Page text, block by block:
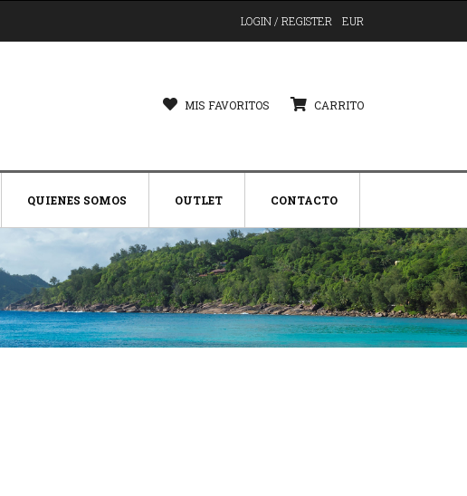
LOGIN / REGISTER EUR
MIS FAVORITOS CARRITO
QUIENES SOMOS OUTLET CONTACTO